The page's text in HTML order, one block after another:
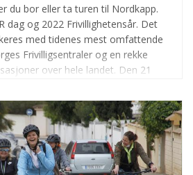
du bor eller ta turen til Nordkapp.
dag og 2022 Frivillighetensår. Det
med tidenes mest omfattende
Frivilligsentraler og en rekke
over hele landet. Den 21
panel samtaler og god
og sjarmør Samuel Massie